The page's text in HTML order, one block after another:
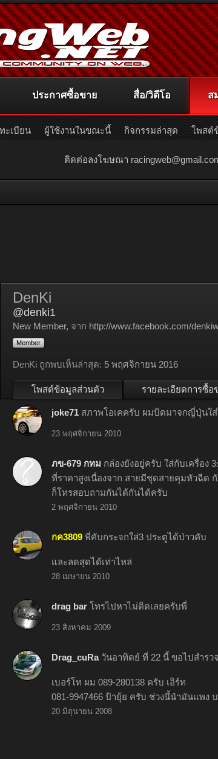
ติดต่อลงโฆษณา
DenKi
@denki1
New Member, จาก http://www.facebook.com/
Member
DenKi ถูกพบเห็นล่าสุด: 5 พฤศจิกายน 2016
โพสต์ข้อมูลส่วนตัว รายละเอียดการซื้อ
joke71 สภาพโอเคครับ ผมบิดมาจกญี่ปุ่นใส่
23 พฤศจิกายน 2010
ภข-679 กทม กล่องยังอยู่ครับ ใส่กับเครื่อง
ที่ราคาสูงเนื่องจาก สายมีชุดสายคุมหัวฉีด
ก็โทรสอบถามกันได้กันได้ครับ
2 พฤศจิกายน 2010
กค3809 พี่คับกระจกใส่3 ประตูได้ป่าวคับ
และลดสุดได้เท่าไหล่
28 เมษายน 2010
drag bar โทรไปหาไม่ติดเลยครับพี่
23 สิงหาคม 2009
Drag_cuRa วันอาทิตย์ ที่ 22 นี้ ขอไปสำรว
เบอร์โท ผม 089-280138 ครับ เอิร์ท
081-9947466 ป้ายุ้ย ครับ ช่วงนี้นำมันแพง
20 มิถุนายน 2008
ประกาศซื้อขาย สื่อ/วิดีโอ ส
ะเบียน ผู้ใช้งานในขณะนี้ กิจกรรมล่าสุด โพสต์